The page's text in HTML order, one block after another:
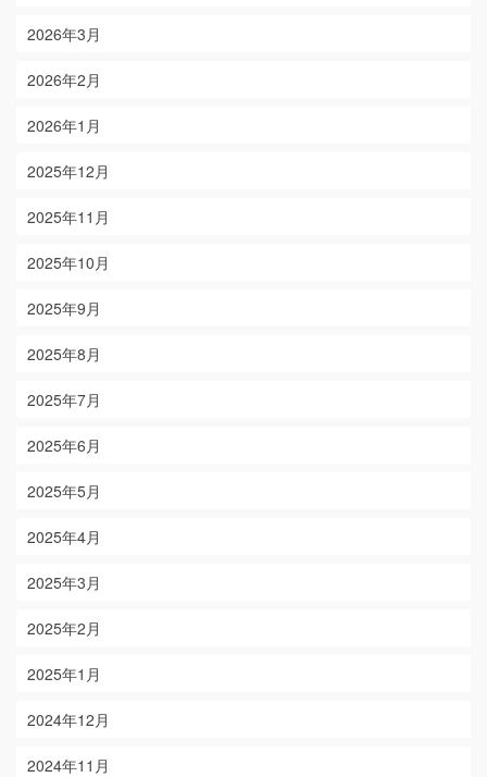
2026年3月
2026年2月
2026年1月
2025年12月
2025年11月
2025年10月
2025年9月
2025年8月
2025年7月
2025年6月
2025年5月
2025年4月
2025年3月
2025年2月
2025年1月
2024年12月
2024年11月